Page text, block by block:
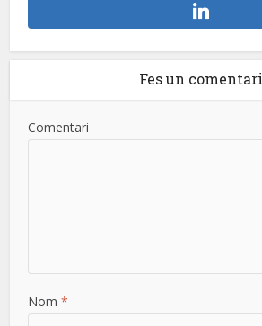
Fes un comentari
Comentari
Nom*